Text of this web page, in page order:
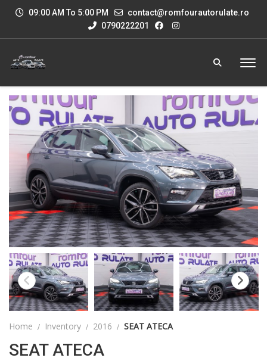
09:00 AM To 5:00 PM
contact@romfourautorulate.ro
0790222201
Home Inventory 2016 SEAT ATECA
SEAT ATECA